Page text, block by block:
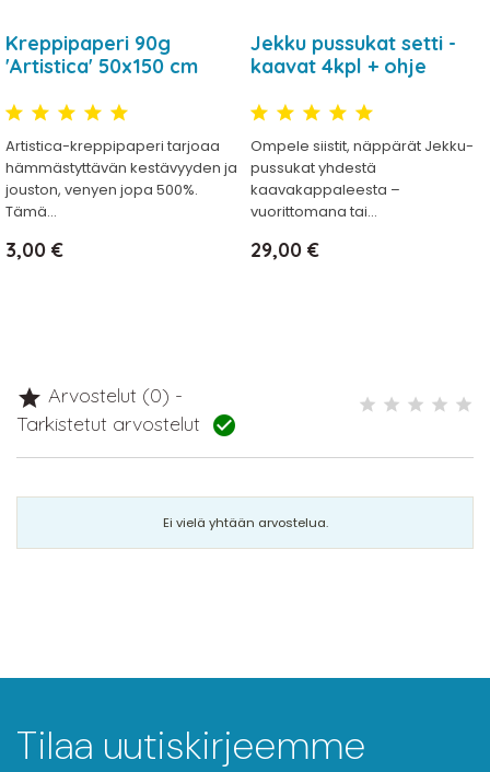
Kreppipaperi 90g
'Artistica' 50x150 cm
Artistica-kreppipaperi tarjoaa
hämmästyttävän kestävyyden ja
jouston, venyen jopa 500%.
Tämä...
Hinta
3,00 €
Jekku pussukat setti -
kaavat 4kpl + ohje
Ompele siistit, näppärät Jekku-
pussukat yhdestä
kaavakappaleesta –
vuorittomana tai...
Hinta
29,00 €
 Arvostelut (0) -
Tarkistetut arvostelut 
Ei vielä yhtään arvostelua.
Tilaa uutiskirjeemme